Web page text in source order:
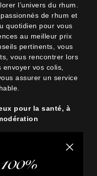
Fermer
l’univers du rhum.
de rhum et
quotidien pour vous
au meilleur prix
pertinents, vous
vous rencontrer lors
envoyer vos colis,
assurer un service
pour la santé, à